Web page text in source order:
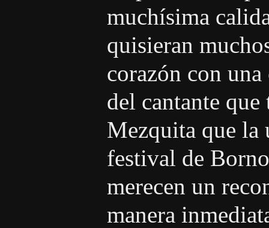
muchísima
quisieran
corazón con
del cantante
Mezquita que la
festival de
merecen un
manera